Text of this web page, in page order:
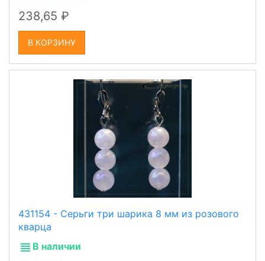
238,65
В КОРЗИНУ
431154 - Серьги три шарика 8 мм из розового
кварца
В наличии